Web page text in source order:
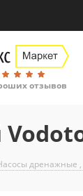
отзывов
дренажные